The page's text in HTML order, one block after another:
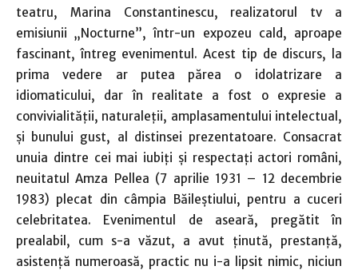
teatru, Marina Constantinescu, realizatorul tv a
emisiunii „Nocturne”, într-un expozeu cald, aproape
fascinant, întreg evenimentul. Acest tip de discurs, la
prima vedere ar putea părea o idolatrizare a
idiomaticului, dar în realitate a fost o expresie a
convivialităţii, naturaleţii, amplasamentului intelectual,
şi bunului gust, al distinsei prezentatoare. Consacrat
unuia dintre cei mai iubiţi şi respectaţi actori români,
neuitatul Amza Pellea (7 aprilie 1931 – 12 decembrie
1983) plecat din câmpia Băileştiului, pentru a cuceri
celebritatea. Evenimentul de aseară, pregătit în
prealabil, cum s-a văzut, a avut ţinută, prestanţă,
asistenţă numeroasă, practic nu i-a lipsit nimic, niciun